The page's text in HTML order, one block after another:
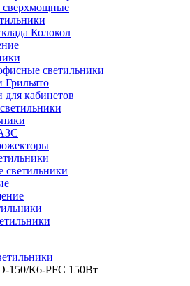
Колокол
светильники
Грильято
кабинетов
светильники
150/К6-PFC 150Вт